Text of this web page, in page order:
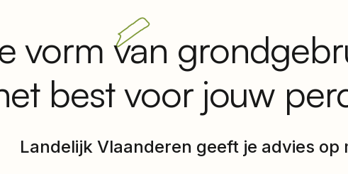
vorm van
best voor jouw
Landelijk Vlaanderen geeft je advies op